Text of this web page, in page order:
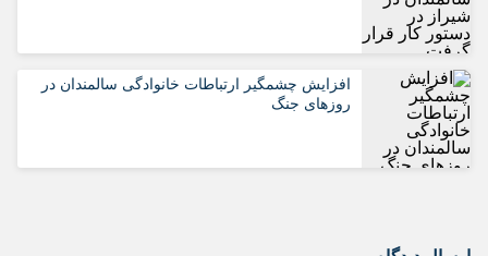
افزایش چشمگیر ارتباطات خانوادگی سالمندان در
روزهای جنگ